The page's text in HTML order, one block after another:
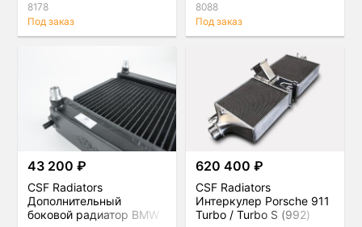
(F9X) S63, комплект
8178
Под заказ
8088
Под заказ
43 200 ₽
CSF Radiators
Дополнительный
боковой радиатор BMW
620 400 ₽
CSF Radiators
Интеркулер Porsche 911
Turbo / Turbo S (992)